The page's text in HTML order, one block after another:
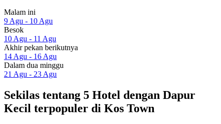
Malam ini
9 Agu - 10 Agu
Besok
10 Agu - 11 Agu
Akhir pekan berikutnya
14 Agu - 16 Agu
Dalam dua minggu
21 Agu - 23 Agu
Sekilas tentang 5 Hotel dengan Dapur
Kecil terpopuler di Kos Town